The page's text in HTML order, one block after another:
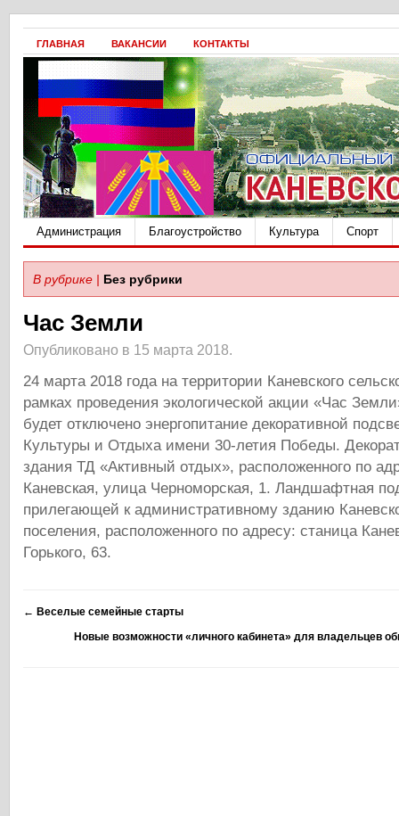
ГЛАВНАЯ ВАКАНСИИ КОНТАКТЫ
Администрация Благоустройство Культура Спорт
В рубрике | Без рубрики
Час Земли
Опубликовано в 15 марта 2018.
24 марта 2018 года на территории Каневского
рамках проведения экологической акции «Час
будет отключено энергопитание декоративной
Культуры и Отдыха имени 30-летия Победы.
здания ТД «Активный отдых», расположенного по
Каневская, улица Черноморская, 1. Ландшафтная
прилегающей к административному зданию
поселения, расположенного по адресу: станица
Горького, 63.
← Веселые семейные старты
Новые возможности «личного кабинета» для владельцев